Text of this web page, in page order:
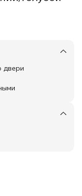
двери